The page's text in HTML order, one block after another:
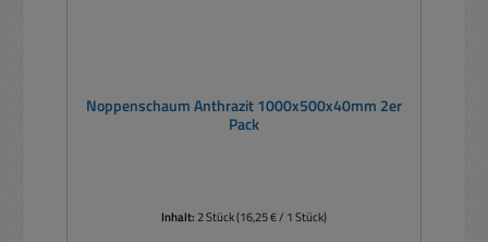
Noppenschaum Anthrazit 1000x500x40mm 2er
Pack
Inhalt:2 Stück(16,25 € / 1 Stück)